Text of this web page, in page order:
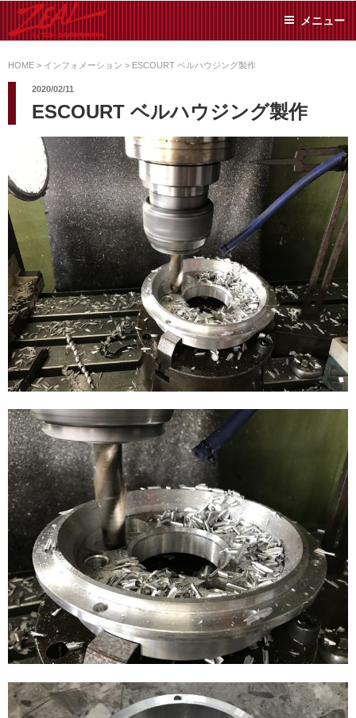
ン
ツ
ス
プ
SUMIYAMA
た日常メンテから各種チ
ューニングまで、車に関
リーでお任せください!
メニュー
HOME > インフォメーション > ESCOURT ベルハウジング製作
2020/02/11
ESCOURT ベルハウジング製作